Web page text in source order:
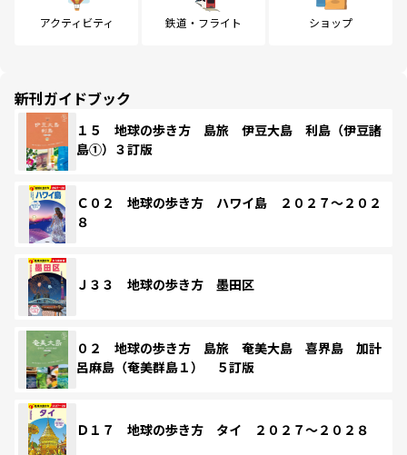
アクティビティ 鉄道・フライト ショップ
新刊ガイドブック
１５ 地球の歩き方 島旅 伊豆大島 利島（伊豆諸
島①）３訂版
Ｃ０２ 地球の歩き方 ハワイ島 ２０２７～２０２
８
Ｊ３３ 地球の歩き方 墨田区
０２ 地球の歩き方 島旅 奄美大島 喜界島 加計
呂麻島（奄美群島１） ５訂版
Ｄ１７ 地球の歩き方 タイ ２０２７～２０２８